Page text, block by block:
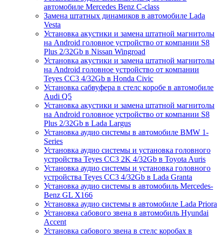
автомобиле Mercedes Benz C-class
Замена штатных динамиков в автомобиле Lada
Vesta
Установка акустики и замена штатной магнитолы
на Android головное устройство от компании S8
Plus 2/32Gb в Nissan Wingroad
Установка акустики и замена штатной магнитолы
на Android головное устройство от компании
Teyes CC3 4/32Gb в Honda Civic
Установка сабвуфера в стелс коробе в автомобиле
Audi Q5
Установка акустики и замена штатной магнитолы
на Android головное устройство от компании S8
Plus 2/32Gb в Lada Largus
Установка аудио системы в автомобиле BMW 1-
Series
Установка аудио системы и установка головного
устройства Teyes CC3 2K 4/32Gb в Toyota Auris
Установка аудио системы и установка головного
устройства Teyes CC3 4/32Gb в Lada Granta
Установка аудио системы в автомобиль Mercedes-
Benz GL X166
Установка аудио системы в автомобиле Lada Priora
Установка сабового звена в автомобиль Hyundai
Accent
Установка сабового звена в стелс коробах в